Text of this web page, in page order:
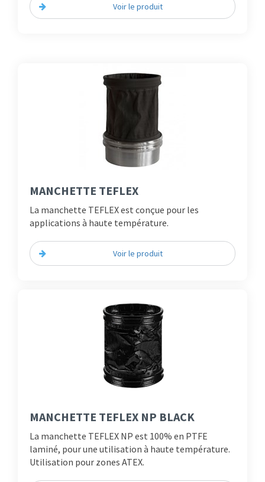
Voir le produit
MANCHETTE TEFLEX
La manchette TEFLEX est conçue pour les
applications à haute température.
Voir le produit
MANCHETTE TEFLEX NP BLACK
La manchette TEFLEX NP est 100% en PTFE
laminé, pour une utilisation à haute température.
Utilisation pour zones ATEX.